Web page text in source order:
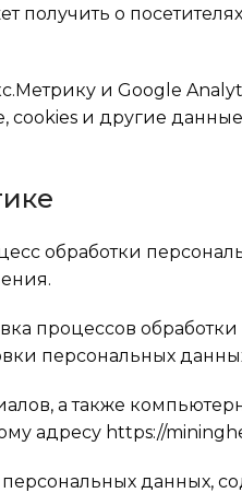
о
и Google
и другие
обработки
процессов
персональных
а также
адресу https://
данных,